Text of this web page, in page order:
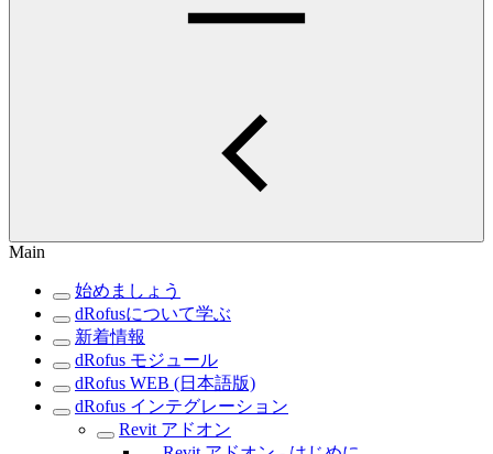
Main
始めましょう
dRofusについて学ぶ
新着情報
dRofus モジュール
dRofus WEB (日本語版)
dRofus インテグレーション
Revit アドオン